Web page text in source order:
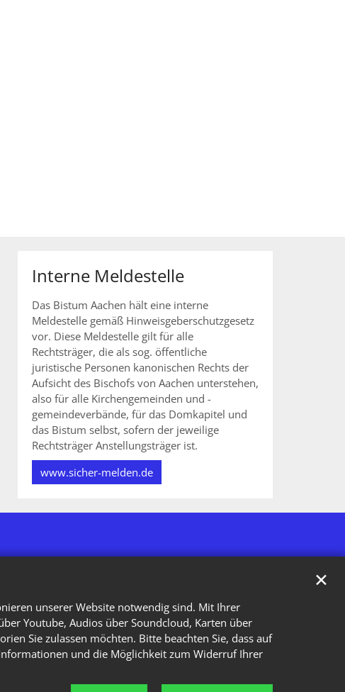
unserer Website notwendig sind. Mit Ihrer
Youtube, Audios über Soundcloud, Karten über
Sie zulassen möchten. Bitte beachten Sie, dass auf
und die Möglichkeit zum Widerruf Ihrer
✕
Interne Meldestelle
Das Bistum Aachen hält eine interne
Meldestelle gemäß Hinweisgeberschutzgesetz
vor. Diese Meldestelle gilt für alle
Rechtsträger, die als sog. öffentliche
juristische Personen kanonischen Rechts der
Aufsicht des Bischofs von Aachen unterstehen,
also für alle Kirchengemeinden und -
gemeindeverbände, für das Domkapitel und
das Bistum selbst, sofern der jeweilige
Rechtsträger Anstellungsträger ist.
www.sicher-melden.de